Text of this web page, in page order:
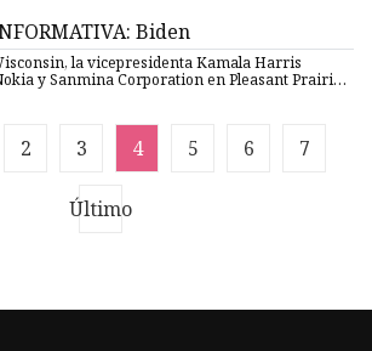
Biden
la vicepresidenta Kamala Harris
y Sanmina Corporation en Pleasant Prairie,
2 3 4 5 6 7
Último